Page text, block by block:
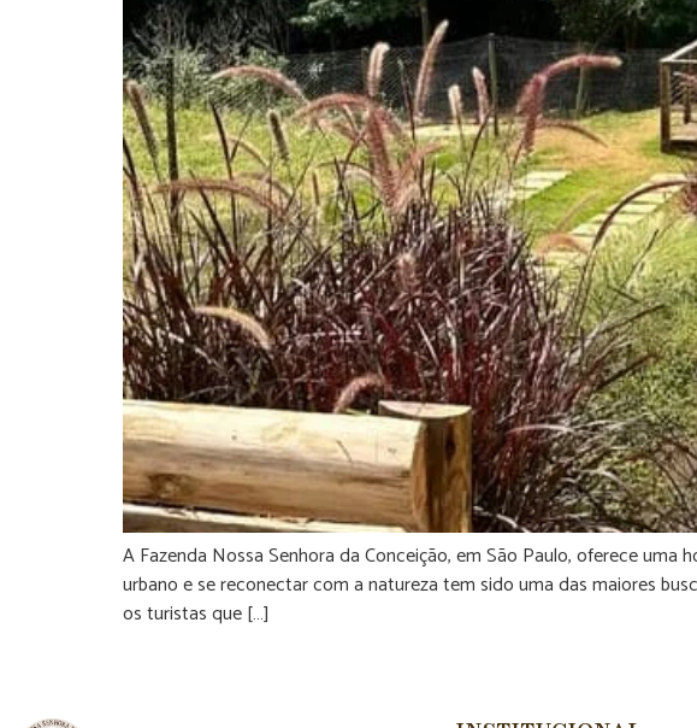
A Fazenda Nossa Senhora da Conceição, em São Paulo, oferece
urbano e se reconectar com a natureza tem sido uma das maiores
os turistas que […]